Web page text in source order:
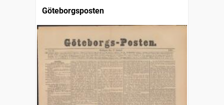
Göteborgsposten